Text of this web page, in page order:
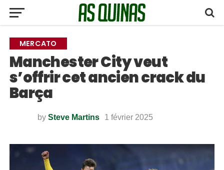
MERCATO
Manchester City veut
s’offrir cet ancien crack du
Barça
by Steve Martins 1 février 2025